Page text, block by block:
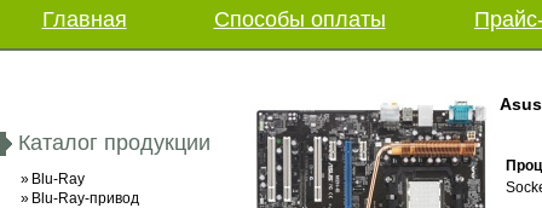
Главная Способы оплаты
Каталог продукции
» Blu-Ray
» Blu-Ray-привод